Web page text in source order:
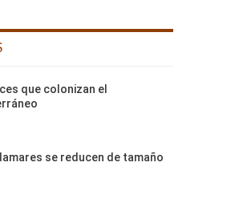
que colonizan el
se reducen de tamaño